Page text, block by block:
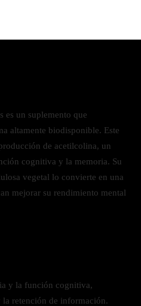
es un suplemento que
altamente biodisponible. Este
de acetilcolina, un
cognitiva y la memoria. Su
vegetal lo convierte en una
mejorar su rendimiento mental
y la función cognitiva,
retención de información.